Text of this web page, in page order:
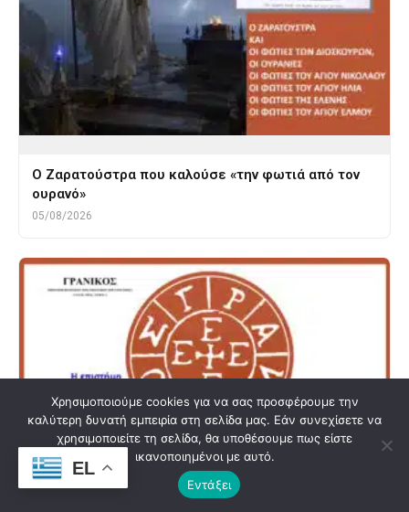
Ο Ζαρατούστρα που καλούσε «την φωτιά από τον
ουρανό»
05/08/2026
ΕΠΙΘΕΩΡΗΣΗ ΕΘΝΙΚΩΝ ΕΠΙΣΤΗΜΟΝΙΚΩΝ ΕΡΕΥΝΩΝ
EL
Χρησιμοποιούμε cookies για να σας προσφέρουμε την
καλύτερη δυνατή εμπειρία στη σελίδα μας. Εάν συνεχίσετε να
χρησιμοποιείτε τη σελίδα, θα υποθέσουμε πως είστε
ικανοποιημένοι με αυτό.
Εντάξει